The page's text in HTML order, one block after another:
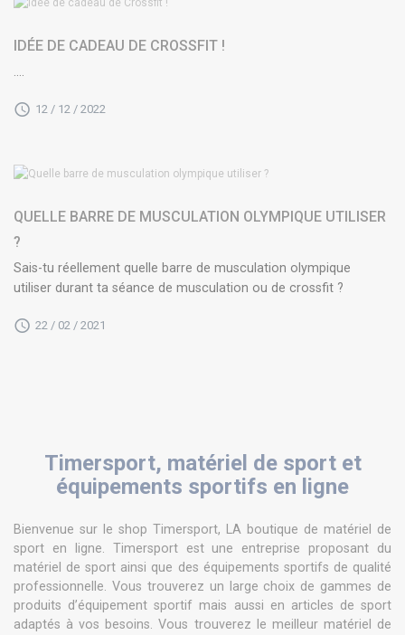
IDÉE DE CADEAU DE CROSSFIT !
....
12 / 12 / 2022
QUELLE BARRE DE MUSCULATION OLYMPIQUE UTILISER
?
Sais-tu réellement quelle barre de musculation olympique
utiliser durant ta séance de musculation ou de crossfit ?
22 / 02 / 2021
Timersport, matériel de sport et
équipements sportifs en ligne
Bienvenue sur le shop Timersport, LA boutique de matériel de
sport en ligne. Timersport est une entreprise proposant du
matériel de sport ainsi que des équipements sportifs de qualité
professionnelle. Vous trouverez un large choix de gammes de
produits d’équipement sportif mais aussi en articles de sport
adaptés à vos besoins. Vous trouverez le meilleur matériel de